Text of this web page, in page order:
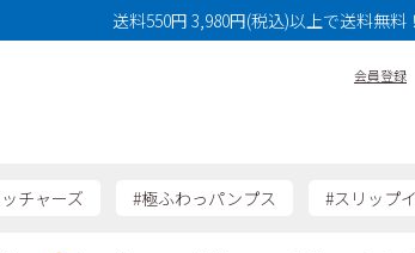
送料550円 3,980円(税込)以上で送料無料！
会員登録
チャーズ #極ふわっパンプス #スリップ